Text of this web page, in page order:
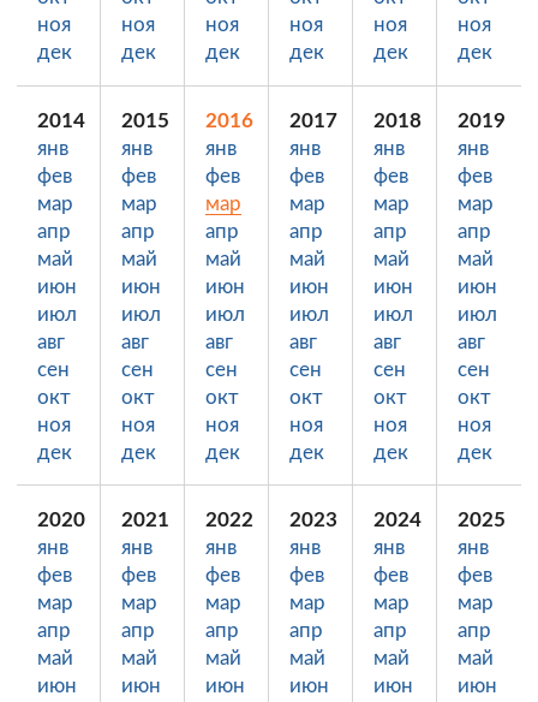
ноя
дек
ноя
дек
ноя
дек
ноя
дек
ноя
дек
ноя
дек
2014
янв
фев
мар
апр
май
июн
июл
авг
сен
окт
ноя
дек
2015
янв
фев
мар
апр
май
июн
июл
авг
сен
окт
ноя
дек
2016
янв
фев
мар
апр
май
июн
июл
авг
сен
окт
ноя
дек
2017
янв
фев
мар
апр
май
июн
июл
авг
сен
окт
ноя
дек
2018
янв
фев
мар
апр
май
июн
июл
авг
сен
окт
ноя
дек
2019
янв
фев
мар
апр
май
июн
июл
авг
сен
окт
ноя
дек
2020
янв
фев
мар
апр
май
июн
2021
янв
фев
мар
апр
май
июн
2022
янв
фев
мар
апр
май
июн
2023
янв
фев
мар
апр
май
июн
2024
янв
фев
мар
апр
май
июн
2025
янв
фев
мар
апр
май
июн